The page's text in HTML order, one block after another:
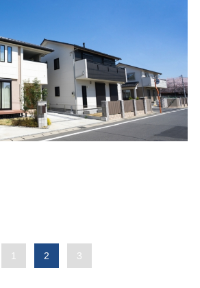
1 2 3